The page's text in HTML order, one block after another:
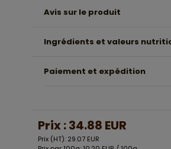
Avis sur le produit
Ingrédients et valeurs
Paiement et expédition
Prix :34.88 EUR
Prix (HT): 29.07 EUR